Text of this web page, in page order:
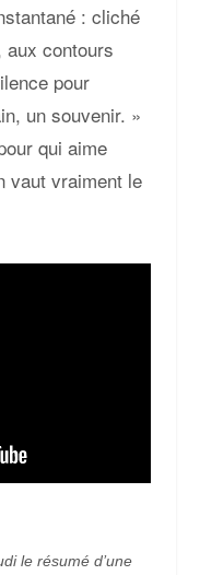
: cliché
aux contours
pour
un souvenir. »
qui aime
vaut vraiment le
le résumé d’une